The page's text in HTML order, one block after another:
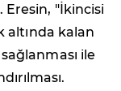
Eresin, "İkincisi
altında kalan
ile